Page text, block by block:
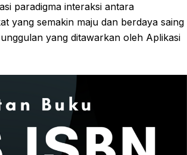
paradigma interaksi antara
yang semakin maju dan berdaya saing
yang ditawarkan oleh Aplikasi